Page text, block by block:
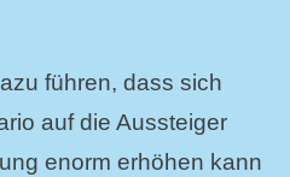
führen, dass sich
auf die Aussteiger
enorm erhöhen kann